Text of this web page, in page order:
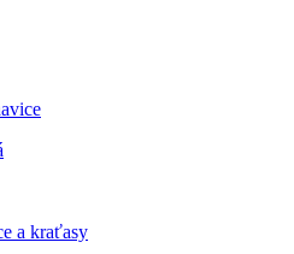
a kraťasy